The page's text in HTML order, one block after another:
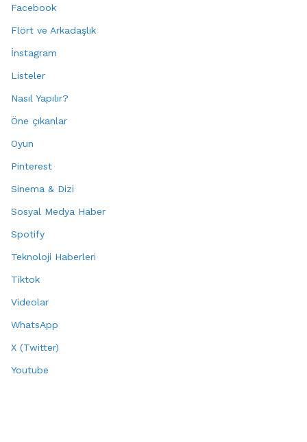
Facebook
Flört ve Arkadaşlık
İnstagram
Listeler
Nasıl Yapılır?
Öne çıkanlar
Oyun
Pinterest
Sinema & Dizi
Sosyal Medya Haber
Spotify
Teknoloji Haberleri
Tiktok
Videolar
WhatsApp
X (Twitter)
Youtube